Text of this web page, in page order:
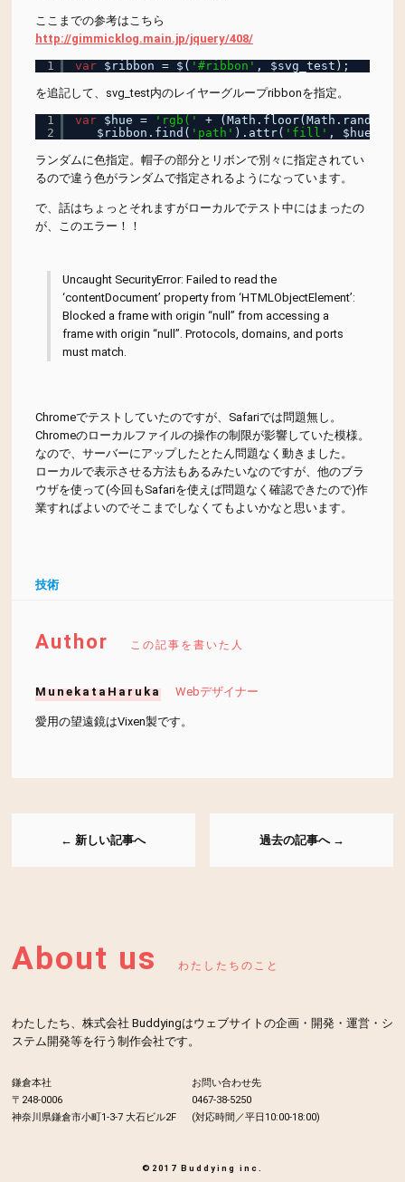
ここまでの参考はこちら
http://gimmicklog.main.jp/jquery/408/
1
var $ribbon = $( '#ribbon' , $svg_test);
を追記して、svg_test内のレイヤーグループribbonを指定。
1
2
var $hue = 'rgb('
+
$ribbon.find( 'path' ).attr( 'fill' , $hue);
ランダムに色指定。帽子の部分とリボンで別々に指定されてい
るので違う色がランダムで指定されるようになっています。
で、話はちょっとそれますがローカルでテスト中にはまったの
が、このエラー！！
Uncaught SecurityError: Failed to read the
‘contentDocument’ property from ‘HTMLObjectElement’:
Blocked a frame with origin “null” from accessing a
frame with origin “null”. Protocols, domains, and ports
must match.
Chromeでテストしていたのですが、Safariでは問題無し。
Chromeのローカルファイルの操作の制限が影響していた模様。
なので、サーバーにアップしたとたん問題なく動きました。
ローカルで表示させる方法もあるみたいなのですが、他のブラ
ウザを使って(今回もSafariを使えば問題なく確認できたので)作
業すればよいのでそこまでしなくてもよいかなと思います。
技術
Author この記事を書いた人
MunekataHaruka Webデザイナー
愛用の望遠鏡はVixen製です。
過去の記事へ →
← 新しい記事へ
豆腐ハンバーグ 賑やか
鎌倉野菜 閉店 韓国料理 駅チカ 高級 魚
魚貝 鰻 鶏
About us わたしたちのこと
わたしたち、株式会社 Buddyingはウェブサイトの企画・開発・運営・シ
ステム開発等を行う制作会社です。
鎌倉本社
〒248-0006
神奈川県鎌倉市小町1-3-7 大石ビル2F
お問い合わせ先
0467-38-5250
(対応時間／平日10:00-18:00)
©2017 Buddying inc.